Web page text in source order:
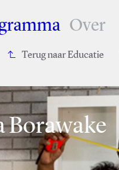
Over
Terug naar Educatie
Borawake